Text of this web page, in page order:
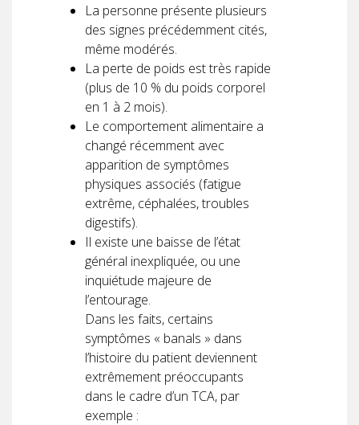
La personne présente plusieurs
des signes précédemment cités,
même modérés.
La perte de poids est très rapide
(plus de 10 % du poids corporel
en 1 à 2 mois).
Le comportement alimentaire a
changé récemment avec
apparition de symptômes
physiques associés (fatigue
extrême, céphalées, troubles
digestifs).
Il existe une baisse de l’état
général inexpliquée, ou une
inquiétude majeure de
l’entourage.
Dans les faits, certains
symptômes « banals » dans
l’histoire du patient deviennent
extrêmement préoccupants
dans le cadre d’un TCA, par
exemple :